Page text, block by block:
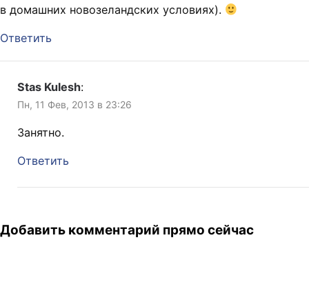
в домашних новозеландских условиях).
Ответить
Stas Kulesh:
Пн, 11 Фев, 2013 в 23:26
Занятно.
Ответить
Добавить комментарий прямо сейчас